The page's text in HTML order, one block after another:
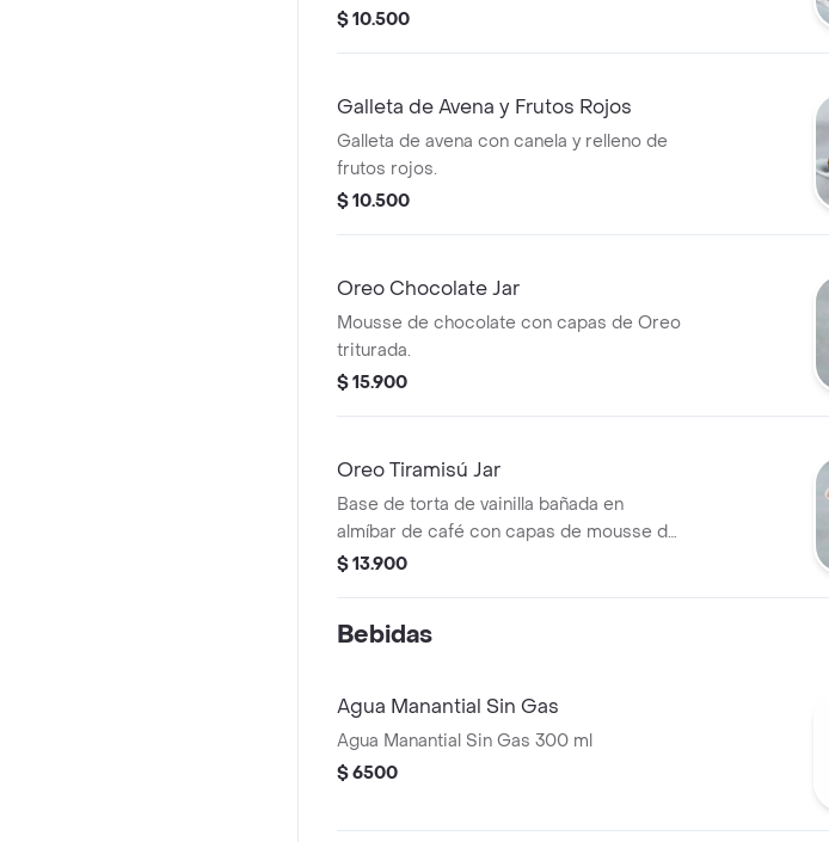
$ 10.500
Galleta de Avena y Frutos Rojos
Galleta de avena con canela y relleno de
frutos rojos.
$ 10.500
Oreo Chocolate Jar
Mousse de chocolate con capas de Oreo
triturada.
$ 15.900
Oreo Tiramisú Jar
Base de torta de vainilla bañada en
almíbar de café con capas de mousse de
tiramisú y Oreo.
$ 13.900
Bebidas
Agua Manantial Sin Gas
Agua Manantial Sin Gas 300 ml
$ 6500